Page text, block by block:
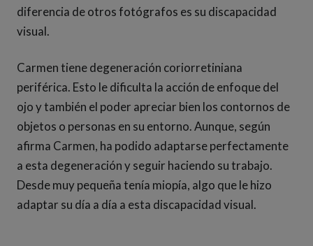
diferencia de otros fotógrafos es su discapacidad
visual.
Carmen tiene degeneración coriorretiniana
periférica. Esto le dificulta la acción de enfoque del
ojo y también el poder apreciar bien los contornos de
objetos o personas en su entorno. Aunque, según
afirma Carmen, ha podido adaptarse perfectamente
a esta degeneración y seguir haciendo su trabajo.
Desde muy pequeña tenía miopía, algo que le hizo
adaptar su día a día a esta discapacidad visual.